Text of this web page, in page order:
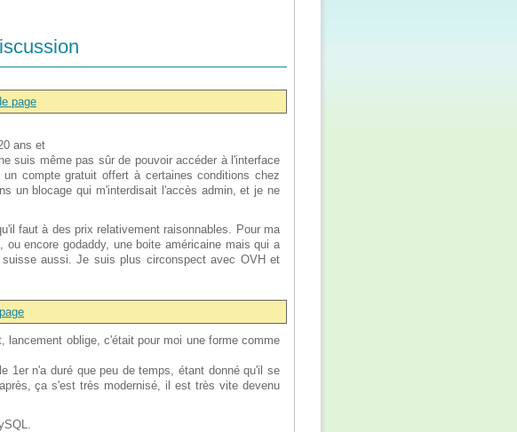
page
ans et
suis même pas sûr de pouvoir accéder à l'interface
compte gratuit offert à certaines conditions chez
un blocage qui m'interdisait l'accès admin, et je ne
faut à des prix relativement raisonnables. Pour ma
encore godaddy, une boite américaine mais qui a
aussi. Je suis plus circonspect avec OVH et
oblige, c'était pour moi une forme comme
1er n'a duré que peu de temps, étant donné qu'il se
ça s'est très modernisé, il est très vite devenu